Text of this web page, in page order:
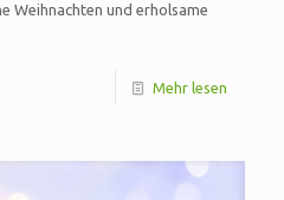
Weihnachten und erholsame
Mehr lesen